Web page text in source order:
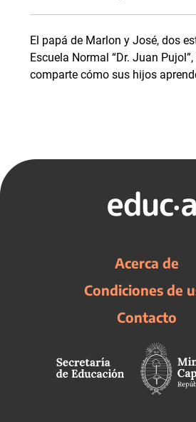
El papá de Marlon y José, dos
Escuela Normal “Dr. Juan
comparte cómo sus hijos
Acerca de
Condiciones de
Contacto